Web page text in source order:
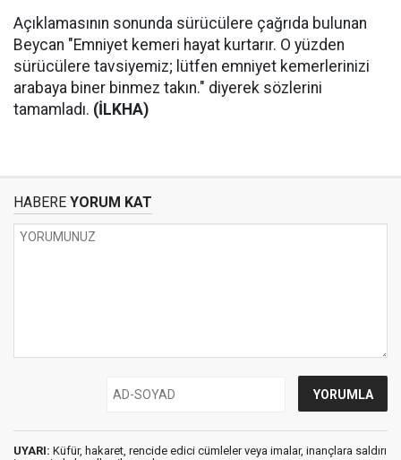
Açıklamasının sonunda sürücülere çağrıda bulunan
Beycan "Emniyet kemeri hayat kurtarır. O yüzden
sürücülere tavsiyemiz; lütfen emniyet kemerlerinizi
arabaya biner binmez takın." diyerek sözlerini
tamamladı. (İLKHA)
HABERE YORUM KAT
UYARI: Küfür, hakaret, rencide edici cümleler veya imalar, inançlara saldırı